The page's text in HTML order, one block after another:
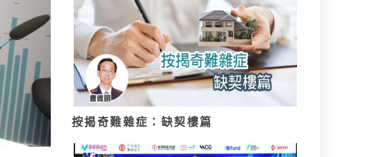
按揭奇難雜症：缺契樓篇